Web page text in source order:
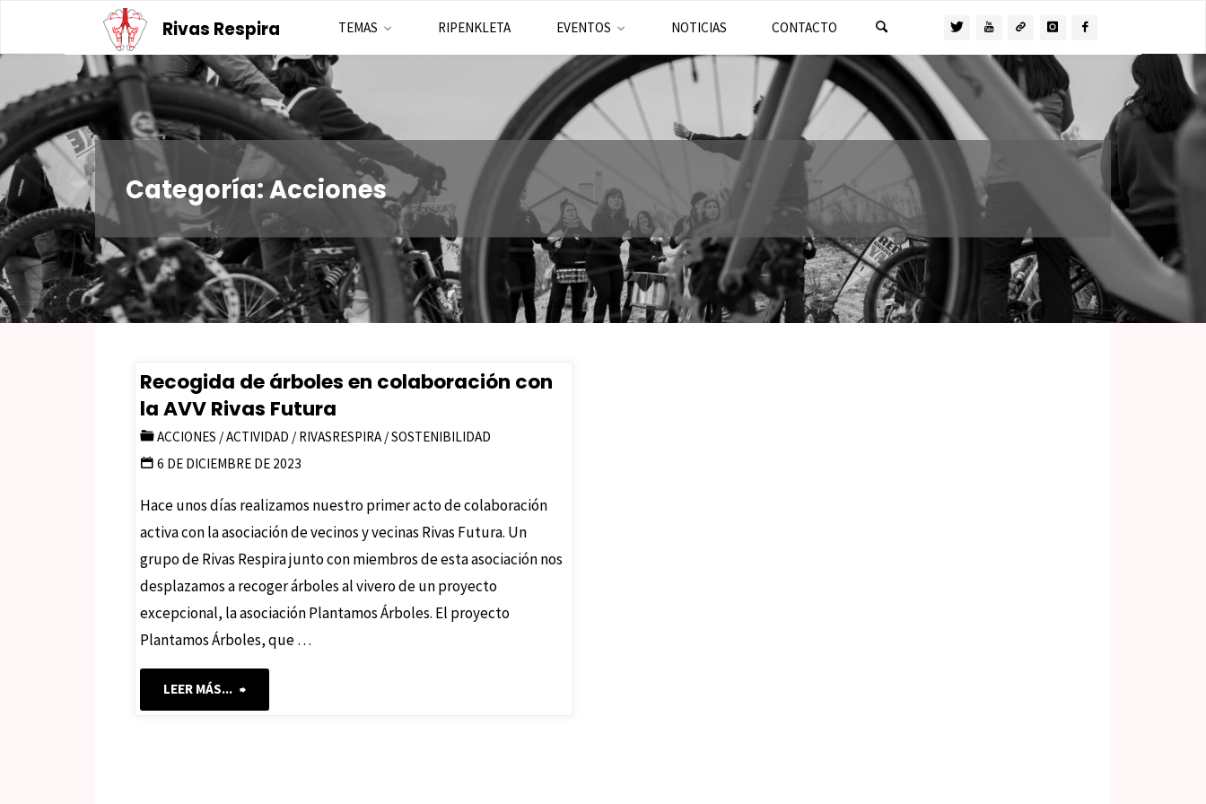
Rivas Respira TEMAS RIPENKLETA EVENTOS NOTICIAS CONTACTO
Categoría:Acciones
Recogida de árboles en colaboración con
la AVV Rivas Futura
ACCIONES /ACTIVIDAD / RIVASRESPIRA /SOSTENIBILIDAD
6 DE DICIEMBRE DE 2023
Hace unos días realizamos nuestro primer acto de colaboración
activa con la asociación de vecinos y vecinas Rivas Futura. Un
grupo de Rivas Respira junto con miembros de esta asociación nos
desplazamos a recoger árboles al vivero de un proyecto
excepcional, la asociación Plantamos Árboles. El proyecto
Plantamos Árboles, que …
LEER MÁS... "Recogida